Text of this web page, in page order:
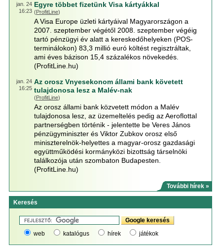
jan. 24
16:23
Egyre többet fizetünk Visa kártyákkal
(ProfitLine)
A Visa Europe üzleti kártyáival Magyarországon a
2007. szeptember végétől 2008. szeptember végéig
tartó pénzügyi év alatt a kereskedőhelyeken (POS-
terminálokon) 83,3 millió euró költést regisztráltak,
ami éves bázison 15,4 százalékos növekedés.
(ProfitLine.hu)
jan. 24
16:25
Az orosz Vnyesekonom állami bank követett
tulajdonosa lesz a Malév-nak
(ProfitLine)
Az orosz állami bank közvetett módon a Malév
tulajdonosa lesz, az üzemeltelés pedig az Aeroflottal
partnerségben történik - jelentette be Veres János
pénzügyminiszter és Viktor Zubkov orosz első
miniszterelnök-helyettes a magyar-orosz gazdasági
együttműködési kormányközi bizottság társelnöki
találkozója után szombaton Budapesten.
(ProfitLine.hu)
További hírek »
Keresés
web katalógus hírek játékok